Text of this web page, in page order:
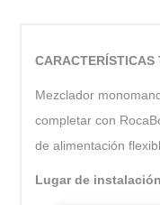
CARACTERÍSTICAS
Mezclador
completar con
de alimentación
Lugar de